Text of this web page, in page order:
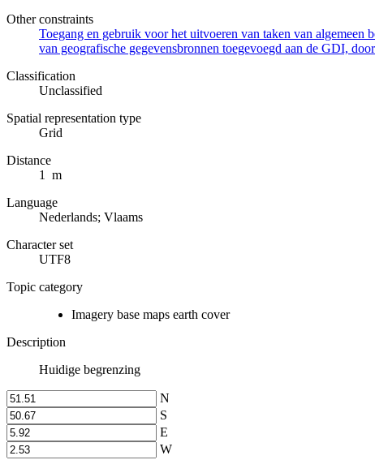
Other constraints
Toegang en gebruik voor het uitvoeren van taken van algemeen
van geografische gegevensbronnen toegevoegd aan de GDI,
Classification
Unclassified
Spatial representation type
Grid
Distance
1 m
Language
Nederlands; Vlaams
Character set
UTF8
Topic category
Imagery base maps earth cover
Description
Huidige begrenzing
N
S
E
W